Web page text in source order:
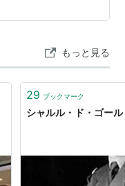
もっと見る
29 ブックマーク
シャルル・ド・ゴー